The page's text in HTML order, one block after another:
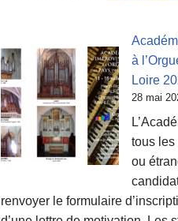
à
Loire
28 mai
tous les
ou
renvoyer le formulaire